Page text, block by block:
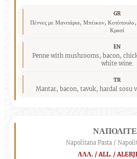
GR
Πέννες με Μανιτάρια, Μπέικον,
Κρασί
EN
Penne with mushrooms, bacon,
white wine.
TR
Mantar, bacon, tavuk, hardal sosu
Napolitana Pasta /
ΑΛΛ. / ALL. /